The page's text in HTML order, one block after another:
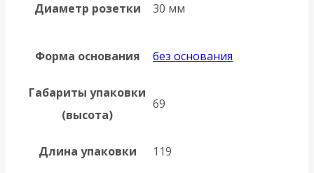
Диаметр розетки 30 мм
Форма основания без основания
Габариты упаковки
(высота)
69
Длина упаковки 119